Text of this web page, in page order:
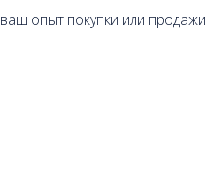
опыт покупки или продажи